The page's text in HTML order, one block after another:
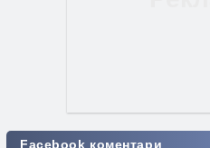
Facebook коментари